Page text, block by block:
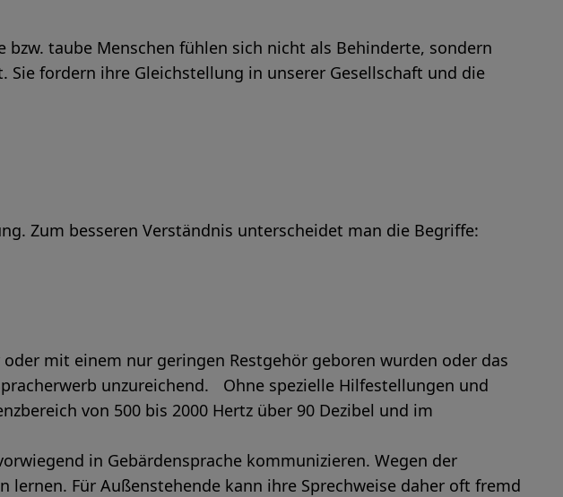
taube Menschen fühlen sich nicht als Behinderte, sondern
Sie fordern ihre Gleichstellung in unserer Gesellschaft und die
Zum besseren Verständnis unterscheidet man die Begriffe:
mit einem nur geringen Restgehör geboren wurden oder das
unzureichend. Ohne spezielle Hilfestellungen und
von 500 bis 2000 Hertz über 90 Dezibel und im
in Gebärdensprache kommunizieren. Wegen der
Für Außenstehende kann ihre Sprechweise daher oft fremd